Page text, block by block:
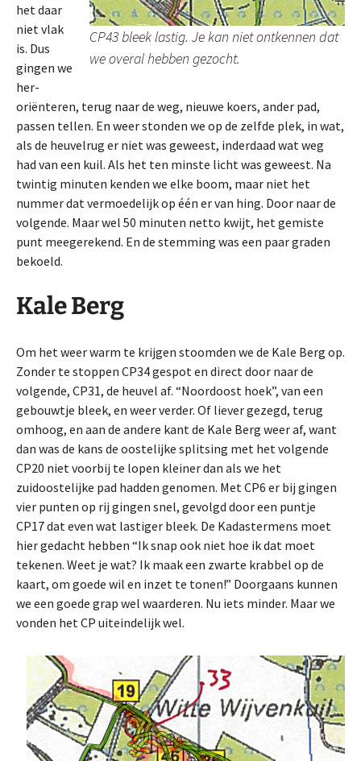
CP43 bleek lastig. Je kan niet ontkennen dat
we overal hebben gezocht.
het daar
niet vlak
is. Dus
gingen we
her-
oriënteren, terug naar de weg, nieuwe koers, ander pad,
passen tellen. En weer stonden we op de zelfde plek, in wat,
als de heuvelrug er niet was geweest, inderdaad wat weg
had van een kuil. Als het ten minste licht was geweest. Na
twintig minuten kenden we elke boom, maar niet het
nummer dat vermoedelijk op één er van hing. Door naar de
volgende. Maar wel 50 minuten netto kwijt, het gemiste
punt meegerekend. En de stemming was een paar graden
bekoeld.
Kale Berg
Om het weer warm te krijgen stoomden we de Kale Berg op.
Zonder te stoppen CP34 gespot en direct door naar de
volgende, CP31, de heuvel af. “Noordoost hoek”, van een
gebouwtje bleek, en weer verder. Of liever gezegd, terug
omhoog, en aan de andere kant de Kale Berg weer af, want
dan was de kans de oostelijke splitsing met het volgende
CP20 niet voorbij te lopen kleiner dan als we het
zuidoostelijke pad hadden genomen. Met CP6 er bij gingen
vier punten op rij gingen snel, gevolgd door een puntje
CP17 dat even wat lastiger bleek. De Kadastermens moet
hier gedacht hebben “Ik snap ook niet hoe ik dat moet
tekenen. Weet je wat? Ik maak een zwarte krabbel op de
kaart, om goede wil en inzet te tonen!” Doorgaans kunnen
we een goede grap wel waarderen. Nu iets minder. Maar we
vonden het CP uiteindelijk wel.